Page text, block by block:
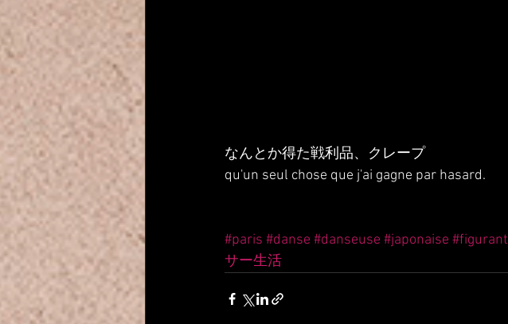
なんとか得た戦利品、クレープ
qu'un seul chose que j'ai gagne par hasard.
#paris #danse #danseuse #japonaise #figurant
サー生活